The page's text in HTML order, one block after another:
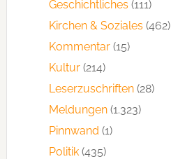
Geschichtliches (111)
Kirchen & Soziales (462)
Kommentar(15)
Kultur(214)
Leserzuschriften(28)
Meldungen(1.323)
Pinnwand (1)
Politik(435)